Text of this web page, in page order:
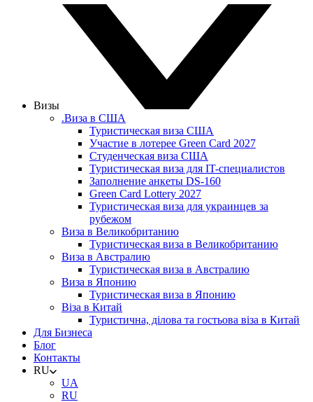
Визы
.Виза в США
Туристическая виза США
Участие в лотерее Green Card 2027
Студенческая виза США
Туристическая виза для IT-специалистов
Заполнение анкеты DS-160
Green Card Lottery 2027
Туристическая виза для украинцев за
рубежом
Виза в Великобританию
Туристическая виза в Великобританию
Виза в Австралию
Туристическая виза в Австралию
Виза в Японию
Туристическая виза в Японию
Віза в Китай
Туристична, ділова та гостьова віза в Китай
Для Бизнеса
Блог
Контакты
RU
UA
RU